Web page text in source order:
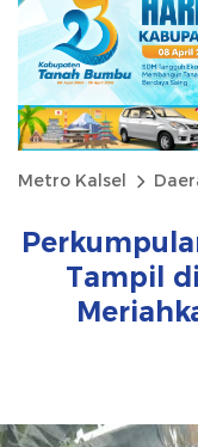
Metro Kalsel
Tampil